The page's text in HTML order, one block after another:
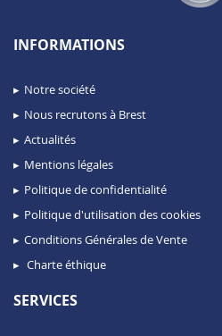
INFORMATIONS
Notre société
Nous recrutons à Brest
Actualités
Mentions légales
Politique de confidentialité
Politique d'utilisation des cookies
Conditions Générales de Vente
Charte éthique
SERVICES